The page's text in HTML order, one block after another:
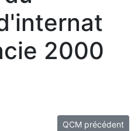
2000
QCM précédent